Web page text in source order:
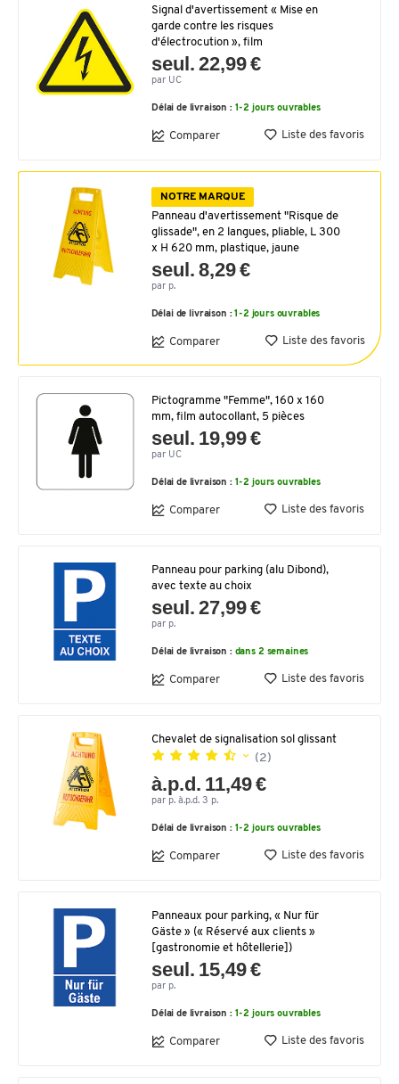
Signal d'avertissement « Mise en
garde contre les risques
d'électrocution », film
seul. 22,99 €
par UC
Délai de livraison : 1-2 jours ouvrables
Comparer Liste des favoris
NOTRE MARQUE
Panneau d'avertissement "Risque de
glissade", en 2 langues, pliable, L 300
x H 620 mm, plastique, jaune
seul. 8,29 €
par p.
Délai de livraison :1-2 jours ouvrables
Comparer Liste des favoris
Pictogramme "Femme", 160 x 160
mm, film autocollant, 5 pièces
seul. 19,99 €
par UC
Délai de livraison : 1-2 jours ouvrables
Comparer Liste des favoris
Panneau pour parking (alu Dibond),
avec texte au choix
seul. 27,99 €
par p.
Délai de livraison : dans 2 semaines
Comparer Liste des favoris
Chevalet de signalisation sol glissant
(2)
à.p.d. 11,49 €
par p. à.p.d. 3 p.
Délai de livraison : 1-2 jours ouvrables
Comparer Liste des favoris
Panneaux pour parking, « Nur für
Gäste » (« Réservé aux clients »
[gastronomie et hôtellerie])
seul. 15,49 €
par p.
Délai de livraison : 1-2 jours ouvrables
Comparer Liste des favoris